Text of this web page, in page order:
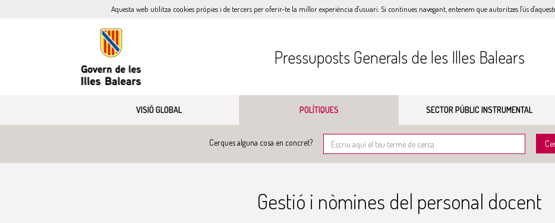
Aquesta web utilitza cookies pròpies i de tercers per oferir-te la millor experiència d'usuari. Si continues navegant, entenem que autoritzes l'ús
Pressuposts Generals de les Illes Balears
VISIÓ GLOBAL POLÍTIQUES SECTOR PÚBLIC INSTRUMENTAL
Cerques alguna cosa en concret?
Gestió i nòmines del personal docent